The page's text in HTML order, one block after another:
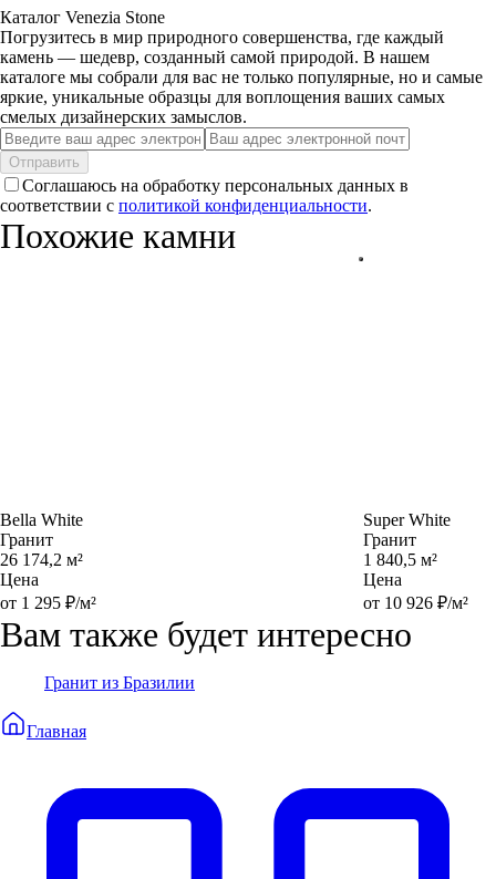
Каталог Venezia Stone
Погрузитесь в мир природного совершенства, где каждый
камень — шедевр, созданный самой природой. В нашем
каталоге мы собрали для вас не только популярные, но и самые
яркие, уникальные образцы для воплощения ваших самых
смелых дизайнерских замыслов.
Отправить
Соглашаюсь на обработку персональных данных в
соответствии с политикой конфиденциальности.
Похожие камни
Bella White
Гранит
26 174,2 м²
Цена
от 1 295 ₽/м²
Super White
Гранит
1 840,5 м²
Цена
от 10 926 ₽/м²
Вам также будет интересно
Гранит из Бразилии
Главная